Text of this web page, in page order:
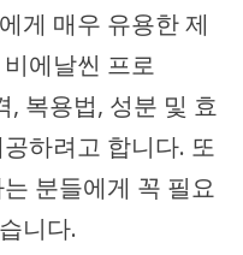
게 매우 유용한 제
에날씬 프로
, 복용법, 성분 및 효
하려고 합니다. 또
분들에게 꼭 필요
니다.